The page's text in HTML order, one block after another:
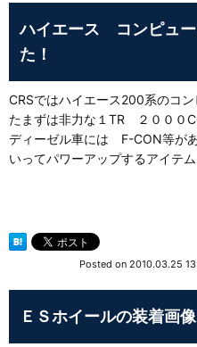
ハイエース コンピュー
た！
CRSではハイエース200系のコ
たまずは非力な１TR ２０００
ディーゼル車には F-CON等が
いってパワーアップするアイテ
Posted on 2010.03.25
ＥＳホイールの装着画像